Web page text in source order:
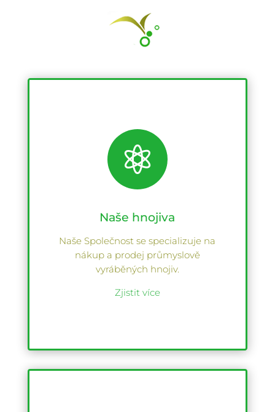

Naše hnojiva
Naše Společnost se specializuje na
nákup a prodej průmyslově
vyráběných hnojiv.
Zjistit více